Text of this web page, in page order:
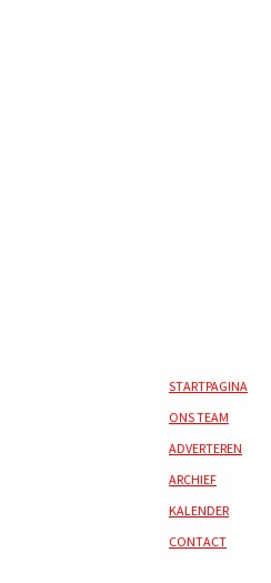
STARTPAGINA
ONS TEAM
ADVERTEREN
ARCHIEF
KALENDER
CONTACT